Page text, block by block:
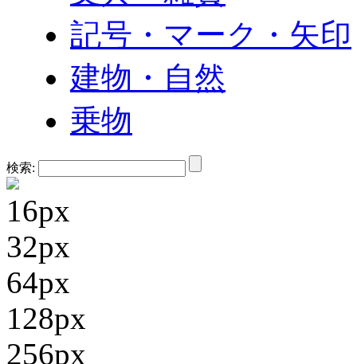
記号・マーク・矢印
建物・自然
乗物
検索:
16px
32px
64px
128px
256px